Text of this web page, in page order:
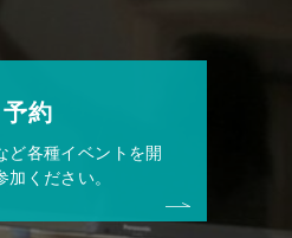
約
ど各種イベントを開
ください。